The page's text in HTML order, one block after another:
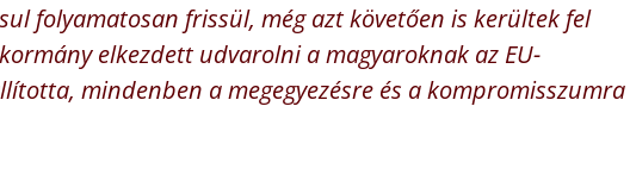
folyamatosan frissül, még azt követően is kerültek fel
elkezdett udvarolni a magyaroknak az EU-
mindenben a megegyezésre és a kompromisszumra